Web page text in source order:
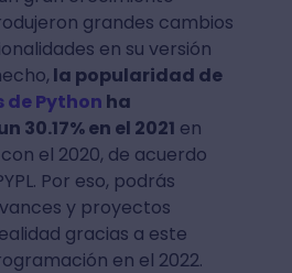
grandes cambios
en su versión
la popularidad de
de Python ha
30.17% en el 2021 en
el 2020, de acuerdo
Por eso, podrás
y proyectos
gracias a este
en el 2022.